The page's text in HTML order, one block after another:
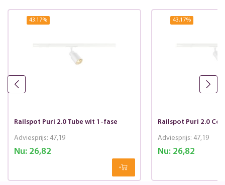
43.17%
Railspot Puri 2.0 Tube wit 1-fase
Nu:26,82
Adviesprijs: 47,19
43.17%
Railspot Puri 2.0
Nu:26,82
Adviesprijs: 47,19